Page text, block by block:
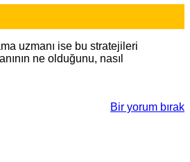
uzmanı ise bu stratejileri
ne olduğunu, nasıl
Bir yorum bırak